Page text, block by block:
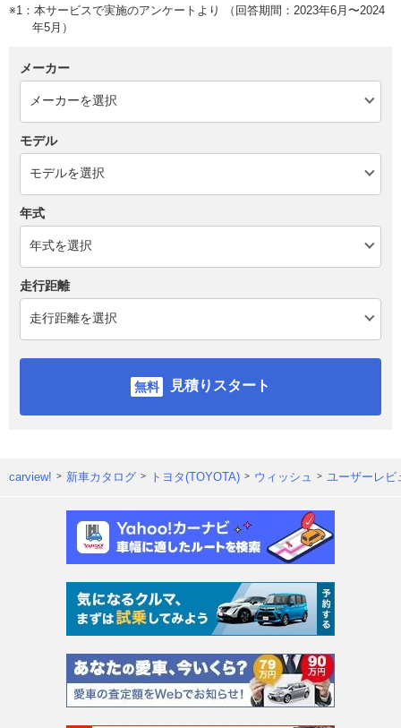
※1：本サービスで実施のアンケートより （回答期間：2023年6月〜2024
年5月）
メーカー
モデル
年式
走行距離
見積りスタート
carview! 新車カタログ トヨタ(TOYOTA) ウィッシュ ユーザーレビ